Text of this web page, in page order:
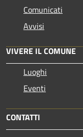
Comunicati
Avvisi
VIVERE IL COMUNE
Luoghi
Eventi
CONTATTI